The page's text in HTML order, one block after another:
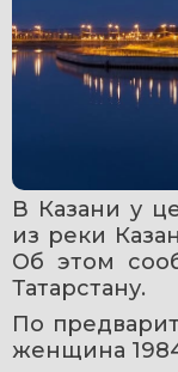
В Казани у
из реки
Об этом
Татарстану.
По
женщина